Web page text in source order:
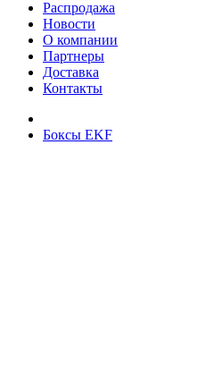
Распродажа
Новости
О компании
Партнеры
Доставка
Контакты
Боксы EKF